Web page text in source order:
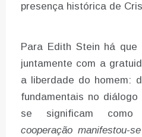
presença histórica de
Para Edith Stein há que
juntamente com a
a liberdade do homem:
fundamentais no
se significam como
cooperação manifestou-se